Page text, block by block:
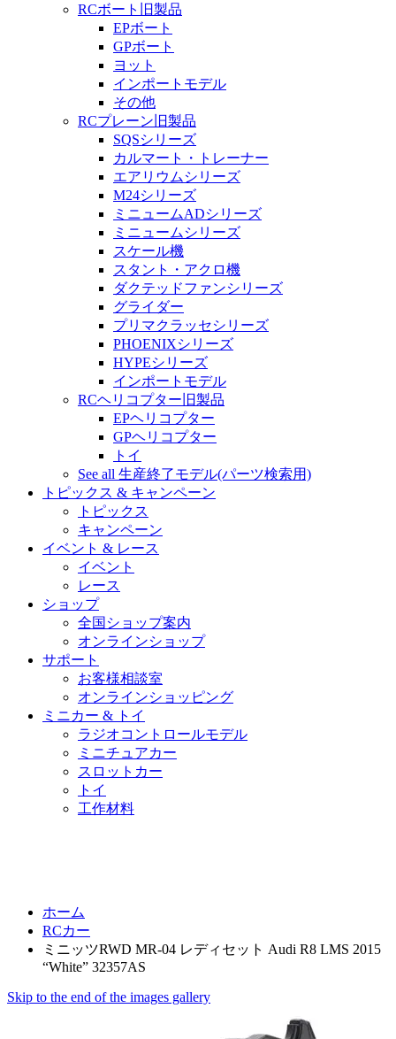
RCボート旧製品
EPボート
GPボート
ヨット
インポートモデル
その他
RCプレーン旧製品
SQSシリーズ
カルマート・トレーナー
エアリウムシリーズ
M24シリーズ
ミニュームADシリーズ
ミニュームシリーズ
スケール機
スタント・アクロ機
ダクテッドファンシリーズ
グライダー
プリマクラッセシリーズ
PHOENIXシリーズ
HYPEシリーズ
インポートモデル
RCヘリコプター旧製品
EPヘリコプター
GPヘリコプター
トイ
See all 生産終了モデル(パーツ検索用)
トピックス & キャンペーン
トピックス
キャンペーン
イベント & レース
イベント
レース
ショップ
全国ショップ案内
オンラインショップ
サポート
お客様相談室
オンラインショッピング
ミニカー & トイ
ラジオコントロールモデル
ミニチュアカー
スロットカー
トイ
工作材料
ホーム
RCカー
ミニッツRWD MR-04 レディセット Audi R8 LMS 2015
“White” 32357AS
Skip to the end of the images gallery